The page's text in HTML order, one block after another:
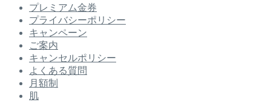
プレミアム金券
プライバシーポリシー
キャンペーン
ご案内
キャンセルポリシー
よくある質問
月額制
肌